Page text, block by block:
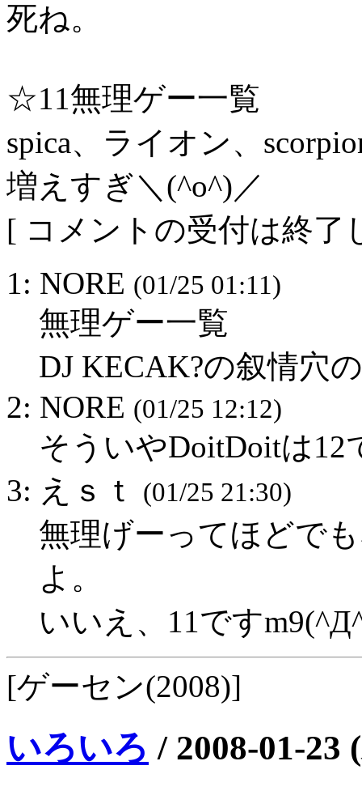
死ね。
☆11無理ゲー一覧
spica、ライオン、
増えすぎ＼(^o^)／
[ コメントの受付は終了
1: NORE (01/25 01:11)
無理ゲー一覧
DJ KECAK?の叙情穴
2: NORE (01/25 12:12)
そういやDoitDoitは12
3: えｓｔ
(01/25 21:30)
無理げーってほどで
よ。
いいえ、11です
[ゲーセン(2008)]
いろいろ / 2008-01-23